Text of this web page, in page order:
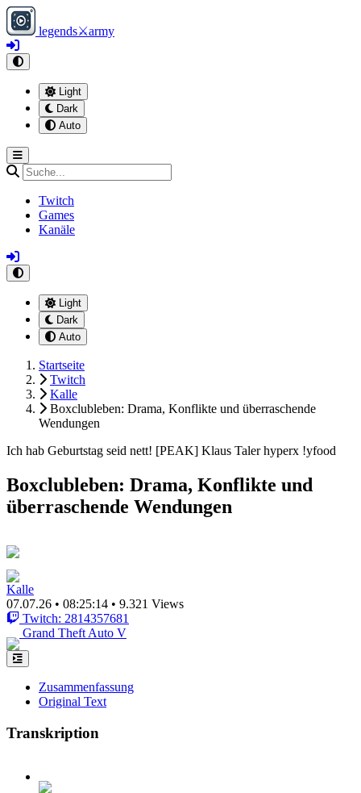
legends⚔army
Light
Dark
Auto
Twitch
Games
Kanäle
Light
Dark
Auto
Startseite
Twitch
Kalle
Boxclubleben: Drama, Konflikte und überraschende
Wendungen
Ich hab Geburtstag seid nett! [PEAK] Klaus Taler hyperx !yfood
Boxclubleben: Drama, Konflikte und
überraschende Wendungen
Kalle
07.07.26 • 08:25:14 • 9.321 Views
Twitch: 2814357681
Grand Theft Auto V
Zusammenfassung
Original Text
Transkription